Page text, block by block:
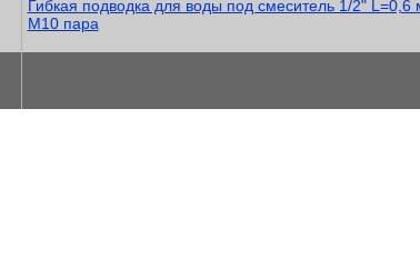
Гибкая подводка для воды под смеситель 1/2" L=0,6
М10 пара